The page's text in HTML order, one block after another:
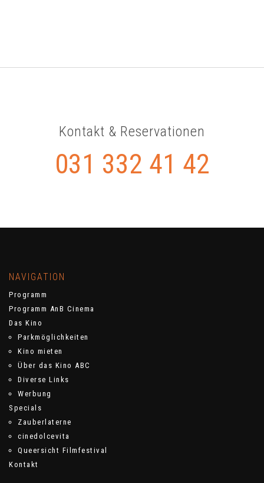
Kontakt & Reservationen
031 332 41 42
NAVIGATION
Programm
Programm AnB Cinema
Das Kino
Parkmöglichkeiten
Kino mieten
Über das Kino ABC
Diverse Links
Werbung
Specials
Zauberlaterne
cinedolcevita
Queersicht Filmfestival
Kontakt